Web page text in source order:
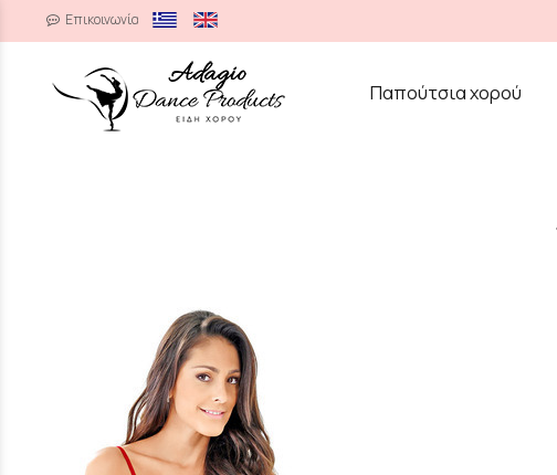
Επικοινωνία
Παπούτσια χορού